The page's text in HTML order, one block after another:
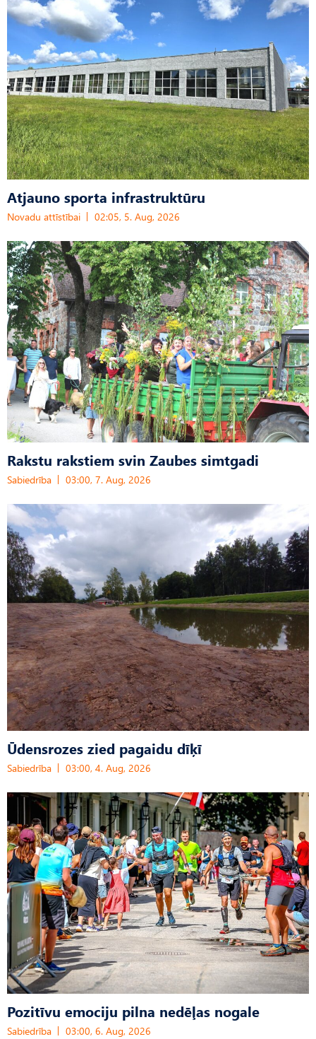
Atjauno sporta infrastruktūru
Novadu attīstībai 02:05, 5. Aug, 2026
Rakstu rakstiem svin Zaubes simtgadi
Sabiedrība 03:00, 7. Aug, 2026
Ūdensrozes zied pagaidu dīķī
Sabiedrība 03:00, 4. Aug, 2026
Pozitīvu emociju pilna nedēļas nogale
Sabiedrība 03:00, 6. Aug, 2026